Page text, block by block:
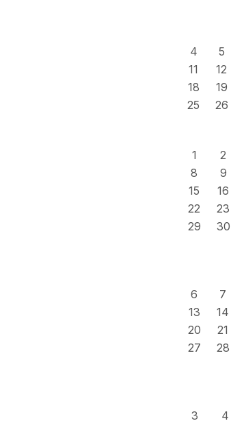
4
5
11
12
18
19
25
26
1
2
8
9
15
16
22
23
29
30
6
7
13
14
20
21
27
28
3
4